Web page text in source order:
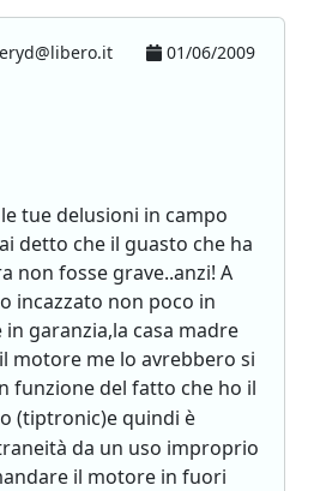
01/06/2009
tue delusioni in campo
detto che il guasto che ha
non fosse grave..anzi! A
incazzato non poco in
garanzia,la casa madre
motore me lo avrebbero si
funzione del fatto che ho il
(tiptronic)e quindi è
da un uso improprio
il motore in fuori